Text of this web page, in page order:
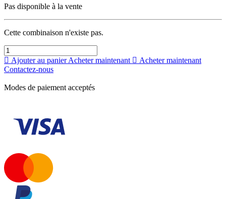
Pas disponible à la vente
Cette combinaison n'existe pas.
Ajouter au panierAcheter maintenant
Acheter maintenant
Contactez-nous
Modes de paiement acceptés